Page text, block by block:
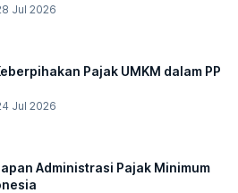
Jul 2026
Pajak UMKM dalam PP
Jul 2026
Administrasi Pajak Minimum